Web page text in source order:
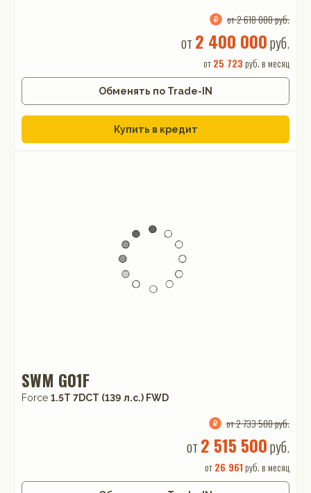
от 2 618 000 руб.
от 2 400 000руб.
от25 723 руб. в месяц
Обменять по Trade-IN
Купить в кредит
SWM G01F
Force 1.5T 7DCT (139 л.с.) FWD
от 2 733 500 руб.
от 2 515 500руб.
от26 961 руб. в месяц